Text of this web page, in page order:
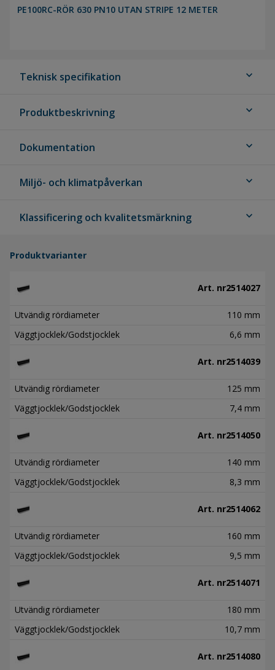
PE100RC-RÖR 630 PN10 UTAN STRIPE 12 METER
Teknisk specifikation expand_more
Produktbeskrivning expand_more
Dokumentation expand_more
Miljö- och klimatpåverkan expand_more
Klassificering och kvalitetsmärkning expand_more
Produktvarianter
Art. nr2514027
Utvändig rördiameter
110 mm
Väggtjocklek/Godstjocklek
6,6 mm
Art. nr2514039
Utvändig rördiameter
125 mm
Väggtjocklek/Godstjocklek
7,4 mm
Art. nr2514050
Utvändig rördiameter
140 mm
Väggtjocklek/Godstjocklek
8,3 mm
Art. nr2514062
Utvändig rördiameter
160 mm
Väggtjocklek/Godstjocklek
9,5 mm
Art. nr2514071
Utvändig rördiameter
180 mm
Väggtjocklek/Godstjocklek
10,7 mm
Art. nr2514080